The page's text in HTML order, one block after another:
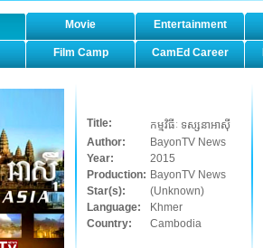
Movie Entertainment
Film Camp CamEd Career
Title:
កម្មវិធីៈ ទស្សនាអាស៊ី
Author:
BayonTV News
Year:
2015
Production: BayonTV News
Star(s):
(Unknown)
Language:
Khmer
Country:
Cambodia